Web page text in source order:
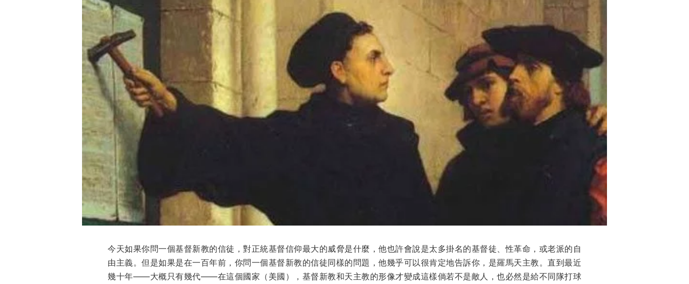
今天如果你問一個基督新教的信徒，對正統基督信仰最大的威脅是什麼，他也許會說是太多掛名的基督徒、性革命，或老派的自
由主義。但是如果是在一百年前，你問一個基督新教的信徒同樣的問題，他幾乎可以很肯定地告訴你，是羅馬天主教。直到最近
幾十年——大概只有幾代——在這個國家（美國），基督新教和天主教的形像才變成這樣倘若不是敵人，也必然是給不同隊打球